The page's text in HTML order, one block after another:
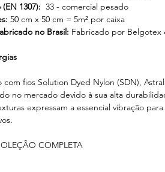
1307): 33 - comercial pesado
50 cm x 50 cm = 5m² por caixa
no Brasil: Fabricado por Belgotex
com fios Solution Dyed Nylon (SDN),
no mercado devido à sua alta
expressam a essencial vibração
COMPLETA